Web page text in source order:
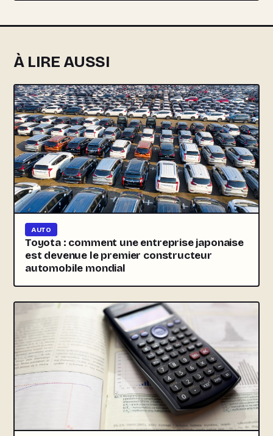
À LIRE AUSSI
AUTO
Toyota : comment une entreprise japonaise
est devenue le premier constructeur
automobile mondial